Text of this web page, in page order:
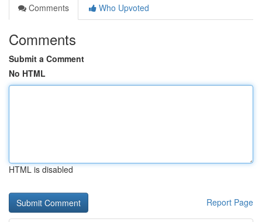
Comments
Who Upvoted
Comments
Submit a Comment
No HTML
HTML is disabled
Report Page